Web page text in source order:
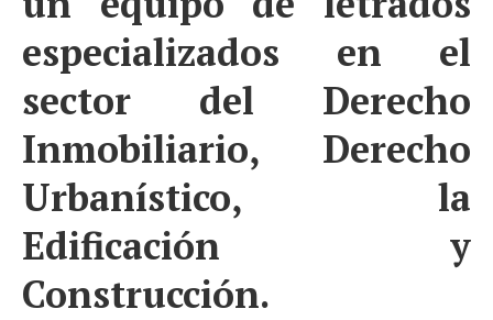
especializados en el
sector del Derecho
Inmobiliario, Derecho
Urbanístico, la
Edificación y
Construcción.